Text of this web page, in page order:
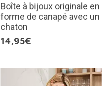
Boîte à bijoux originale en
forme de canapé avec un
chaton
14,95€